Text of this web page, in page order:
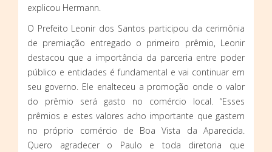
explicou Hermann.
O Prefeito Leonir dos Santos participou da cerimônia
de premiação entregado o primeiro prêmio, Leonir
destacou que a importância da parceria entre poder
público e entidades é fundamental e vai continuar em
seu governo. Ele enalteceu a promoção onde o valor
do prêmio será gasto no comércio local. “Esses
prêmios e estes valores acho importante que gastem
no próprio comércio de Boa Vista da Aparecida.
Quero agradecer o Paulo e toda diretoria que